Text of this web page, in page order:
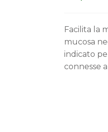
Facilita la
mucosa
indicato
connesse